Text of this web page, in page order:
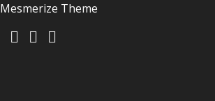
Mesmerize Theme